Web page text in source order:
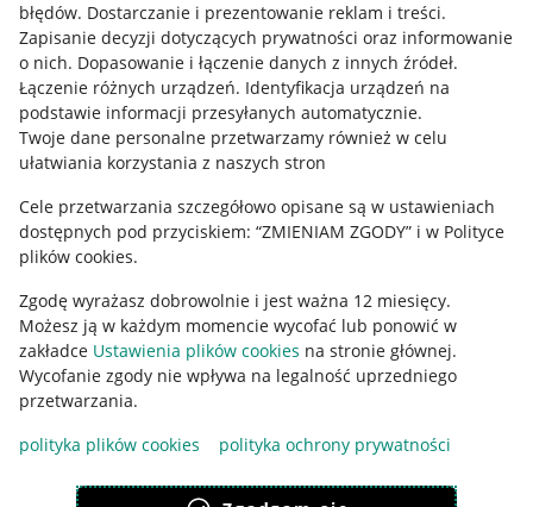
błędów. Dostarczanie i prezentowanie reklam i treści.
Zapisanie decyzji dotyczących prywatności oraz informowanie
o nich. Dopasowanie i łączenie danych z innych źródeł.
Łączenie różnych urządzeń. Identyfikacja urządzeń na
podstawie informacji przesyłanych automatycznie.
Twoje dane personalne przetwarzamy również w celu
ułatwiania korzystania z naszych stron
Cele przetwarzania szczegółowo opisane są w ustawieniach
dostępnych pod przyciskiem: “ZMIENIAM ZGODY” i w Polityce
plików cookies.
Zgodę wyrażasz dobrowolnie i jest ważna 12 miesięcy.
Możesz ją w każdym momencie wycofać lub ponowić w
zakładce Ustawienia plików cookies na stronie głównej.
Wycofanie zgody nie wpływa na legalność uprzedniego
przetwarzania.
polityka plików cookies
polityka ochrony prywatności
Informacje prawne
Regulamin
Polityka plików "cookies"
Ustawienia plików "cookies"
Udostępnianie lokalizacji
Informacje dla Aktu o Usługach Cyfrowych
Pobierz aplikację